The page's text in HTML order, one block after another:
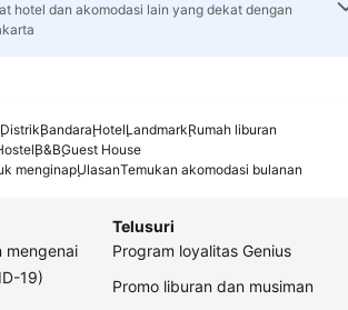
hotel dan akomodasi lain yang dekat dengan
DistrikBandaraHotelLandmarkRumah liburan
B&BGuest House
menginapUlasanTemukan akomodasi bulanan
mengenai
19)
Telusuri
Program loyalitas Genius
Promo liburan dan musiman